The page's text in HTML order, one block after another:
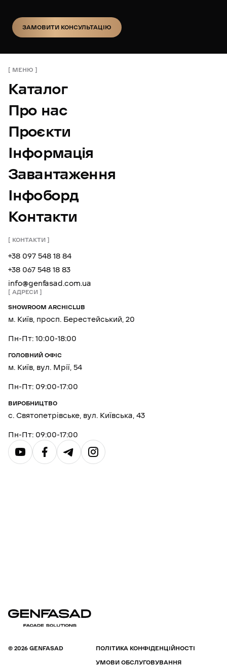
ЗАМОВИТИ КОНСУЛЬТАЦІЮ
МЕНЮ
Каталог
Про нас
Проєкти
Інформація
Завантаження
Інфоборд
Контакти
КОНТАКТИ
+38 097 548 18 84
+38 067 548 18 83
info@genfasad.com.ua
АДРЕСИ
SHOWROOM ARCHICLUB
м. Київ, просп. Берестейський, 20
Пн-Пт: 10:00-18:00
ГОЛОВНИЙ ОФІС
м. Київ, вул. Мрії, 54
Пн-Пт: 09:00-17:00
ВИРОБНИЦТВО
с. Святопетрівське, вул. Київська, 43
Пн-Пт: 09:00-17:00
© 2026 GENFASAD
ПОЛІТИКА КОНФІДЕНЦІЙНОСТІ
УМОВИ ОБСЛУГОВУВАННЯ